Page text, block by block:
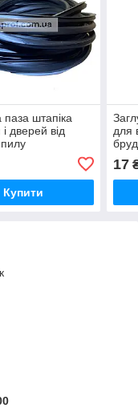
паза штапіка
і дверей від
Купити
для
17